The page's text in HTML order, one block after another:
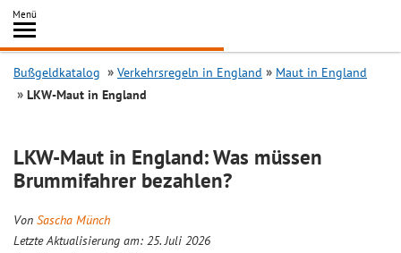
Inhalt
springen
Menü
Search
Bußgeldkatalog Verkehrsregeln in England
Maut in England
LKW-Maut in England
LKW-Maut in England: Was müssen
Brummifahrer bezahlen?
Von Sascha Münch
Letzte Aktualisierung am: 25. Juli 2026